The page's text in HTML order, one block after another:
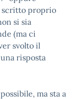
scritto proprio
si sia
(ma ci
svolto il
risposta
ma sta a